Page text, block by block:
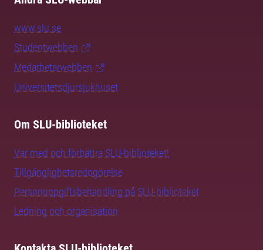
www.slu.se
Studentwebben
Medarbetarwebben
Universitetsdjursjukhuset
Om SLU-biblioteket
Var med och förbättra SLU-biblioteket!
Tillgänglighetsredogörelse
Personuppgiftsbehandling på SLU-biblioteket
Ledning och organisation